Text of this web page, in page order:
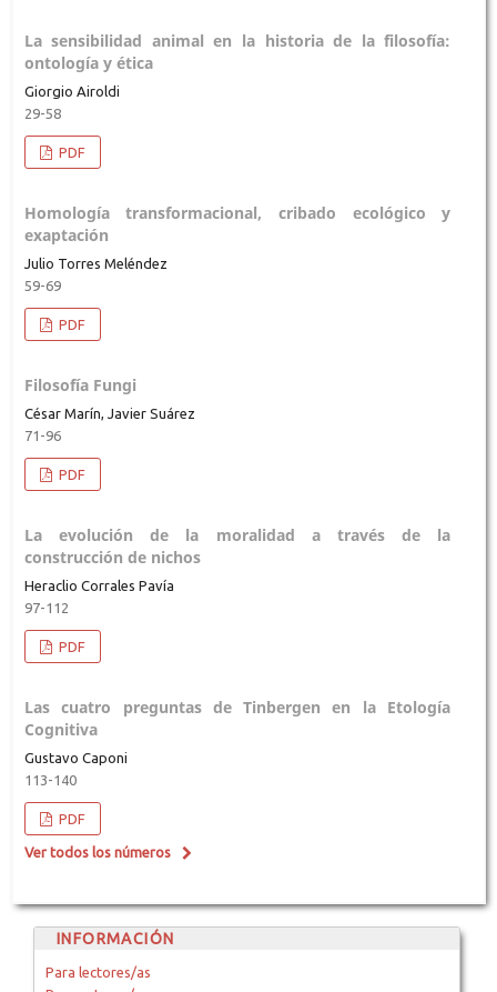
La sensibilidad animal en la historia de la filosofía:
ontología y ética
Giorgio Airoldi
29-58
PDF
Homología transformacional, cribado ecológico y
exaptación
Julio Torres Meléndez
59-69
PDF
Filosofía Fungi
César Marín, Javier Suárez
71-96
PDF
La evolución de la moralidad a través de la
construcción de nichos
Heraclio Corrales Pavía
97-112
PDF
Las cuatro preguntas de Tinbergen en la Etología
Cognitiva
Gustavo Caponi
113-140
PDF
Ver todos los números
INFORMACIÓN
Para lectores/as